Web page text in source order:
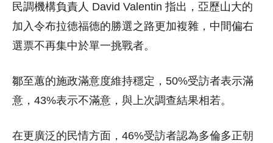
民調機構負責人 David Valentin 指出，亞歷山大的
加入令布拉德福德的勝選之路更加複雜，中間偏右
選票不再集中於單一挑戰者。
鄒至蕙的施政滿意度維持穩定，50%受訪者表示滿
意，43%表示不滿意，與上次調查結果相若。
在更廣泛的民情方面，46%受訪者認為多倫多正朝